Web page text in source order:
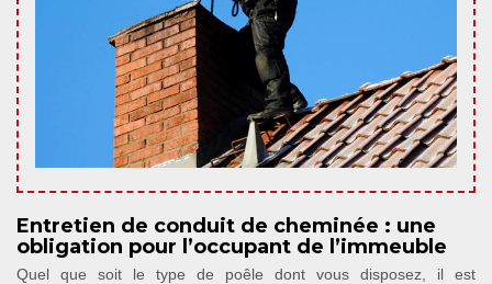
Entretien de conduit de cheminée : une
obligation pour l’occupant de l’immeuble
Quel que soit le type de poêle dont vous disposez, il est